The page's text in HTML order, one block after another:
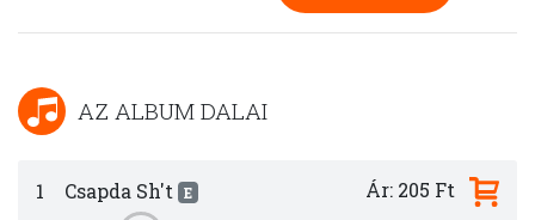
AZ ALBUM DALAI
1 Csapda Sh't E Ár: 205 Ft